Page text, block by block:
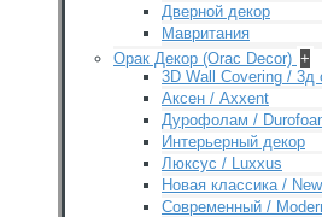
Дверной декор
Мавритания
Орак Декор (Orac Decor) +
3D Wall Covering / 3д
Аксен / Axxent
Дурофолам /
Интерьерный декор
Люксус / Luxxus
Новая классика /
Современный /